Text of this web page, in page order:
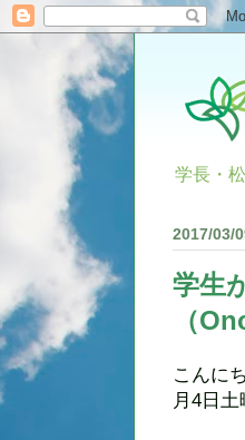
学長・
2017/03/
学生
（
こんに
月4日